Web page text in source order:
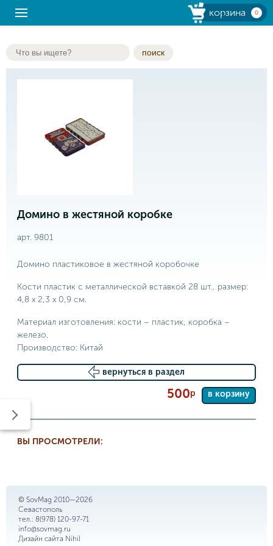
корзина 0
поиск
Домино в жестяной коробке
арт. 9801
Домино пластиковое в жестяной коробочке
Кости пластик с металлической вставкой 28 шт., размер:
4,8 х 2,3 х 0,9 см.
Материал изготовления: кости – пластик, коробка –
железо.
Производство: Китай
вернуться в раздел
500р в корзину
ВЫ ПРОСМОТРЕЛИ:
© SovMag 2010—2026
Севастополь
тел.: 8(978) 120-97-71
info@sovmag.ru
Дизайн сайта Nihil